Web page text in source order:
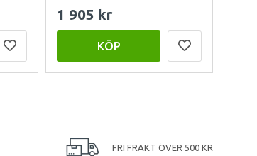
1 905 kr
KÖP
FRI FRAKT ÖVER 500 KR